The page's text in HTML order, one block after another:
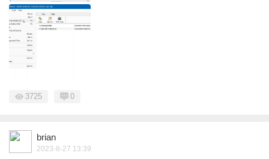
3725 0
brian
2023-8-27 13:39